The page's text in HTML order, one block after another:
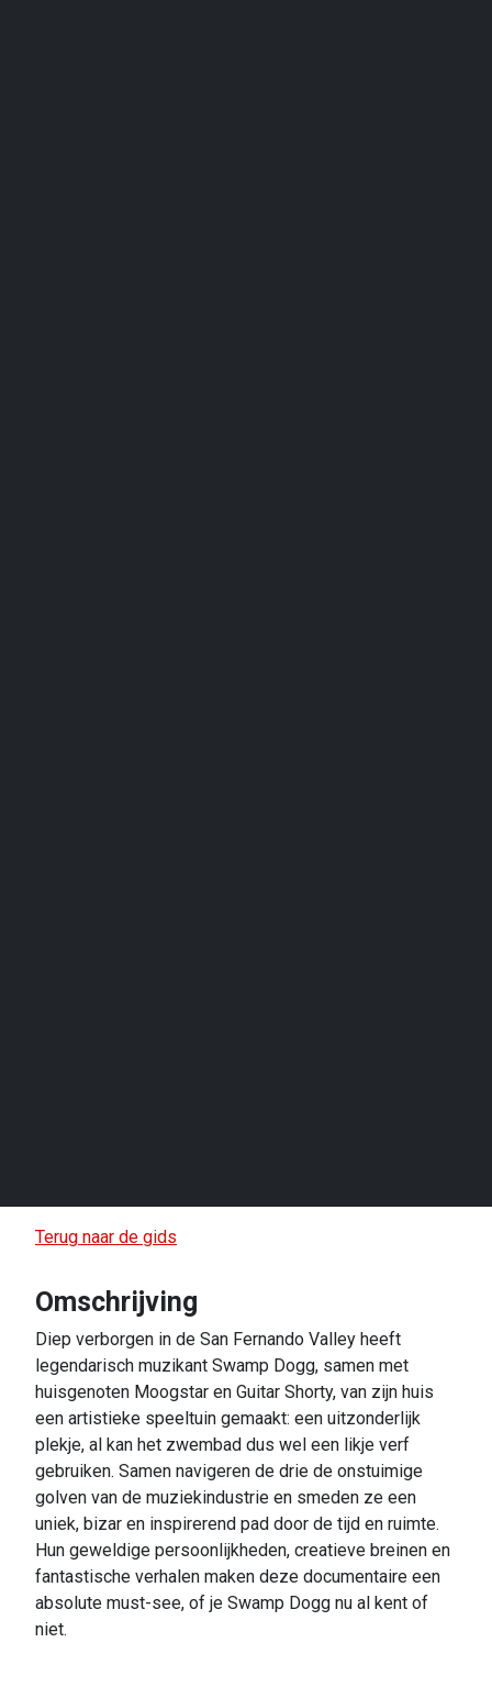
Terug naar de gids
Omschrijving
Diep verborgen in de San Fernando Valley heeft
legendarisch muzikant Swamp Dogg, samen met
huisgenoten Moogstar en Guitar Shorty, van zijn huis
een artistieke speeltuin gemaakt: een uitzonderlijk
plekje, al kan het zwembad dus wel een likje verf
gebruiken. Samen navigeren de drie de onstuimige
golven van de muziekindustrie en smeden ze een
uniek, bizar en inspirerend pad door de tijd en ruimte.
Hun geweldige persoonlijkheden, creatieve breinen en
fantastische verhalen maken deze documentaire een
absolute must-see, of je Swamp Dogg nu al kent of
niet.